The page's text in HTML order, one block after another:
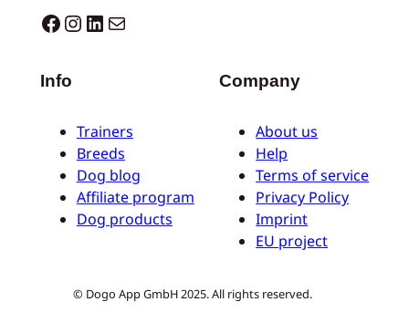
Dogo facebook InstagramLinkedIn Correo electrónico
Info
Trainers
Breeds
Dog blog
Affiliate program
Dog products
Company
About us
Help
Terms of service
Privacy Policy
Imprint
EU project
© Dogo App GmbH 2025. All rights reserved.